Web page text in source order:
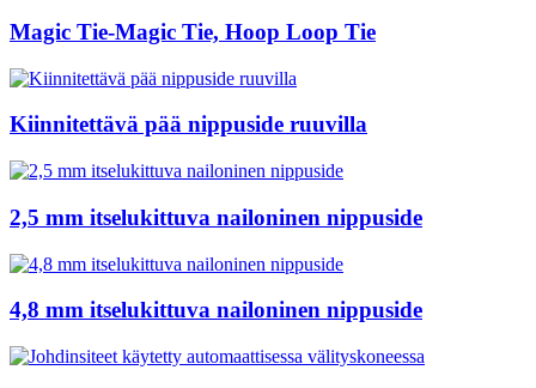
Magic Tie-Magic Tie, Hoop Loop Tie
Kiinnitettävä pää nippuside ruuvilla
2,5 mm itselukittuva nailoninen nippuside
4,8 mm itselukittuva nailoninen nippuside